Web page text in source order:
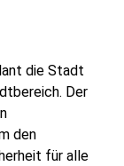
die Stadt
Der
den
für alle